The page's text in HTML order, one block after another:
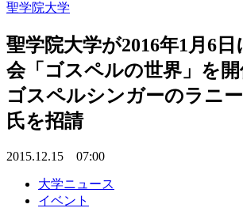
聖学院大学
聖学院大学が2016年1月6
会「ゴスペルの世界」を
ゴスペルシンガーのラニ
氏を招請
2015.12.15 07:00
大学ニュース
イベント